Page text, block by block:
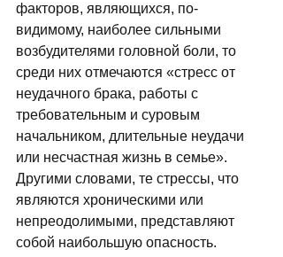
факторов, являющихся, по-
видимому, наиболее сильными
возбудителями головной боли, то
среди них отмечаются «стресс от
неудачного брака, работы с
требовательным и суровым
начальником, длительные неудачи
или несчастная жизнь в семье».
Другими словами, те стрессы, что
являются хроническими или
непреодолимыми, представляют
собой наибольшую опасность.